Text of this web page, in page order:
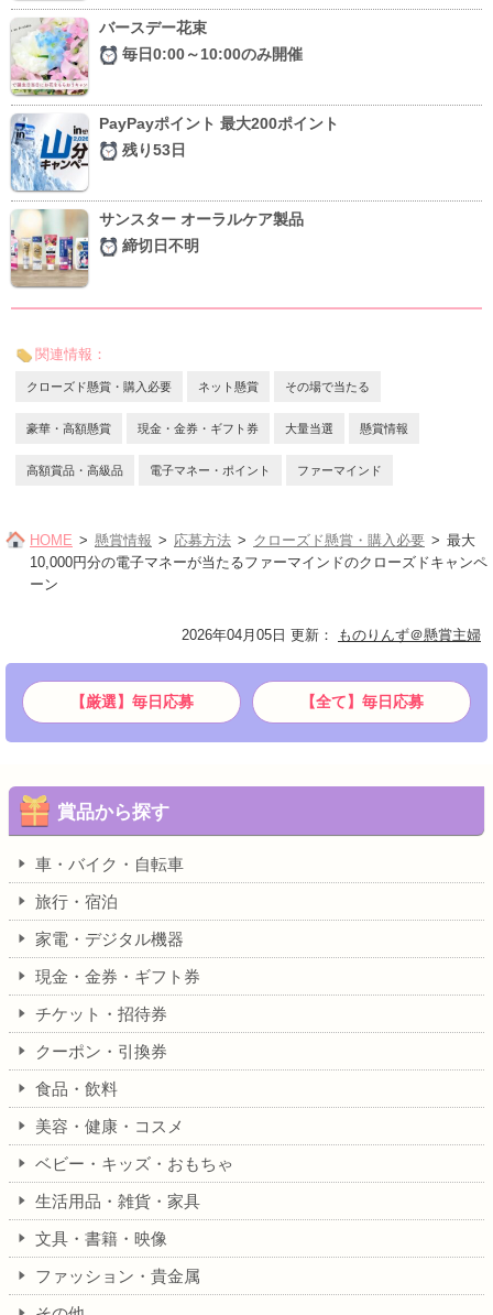
バースデー花束
毎日0:00～10:00のみ開催
PayPayポイント 最大200ポイント
残り53日
サンスター オーラルケア製品
締切日不明
関連情報：
クローズド懸賞・購入必要 ネット懸賞 その場で当たる
豪華・高額懸賞 現金・金券・ギフト券 大量当選 懸賞情報
高額賞品・高級品 電子マネー・ポイント ファーマインド
HOME 懸賞情報 応募方法 クローズド懸賞・購入必要
最大
10,000円分の電子マネーが当たるファーマインドのクローズドキャンペ
ーン
2026年04月05日 更新 ： ものりんず＠懸賞主婦
【厳選】毎日応募 【全て】毎日応募
賞品から探す
車・バイク・自転車
旅行・宿泊
家電・デジタル機器
現金・金券・ギフト券
チケット・招待券
クーポン・引換券
食品・飲料
美容・健康・コスメ
ベビー・キッズ・おもちゃ
生活用品・雑貨・家具
文具・書籍・映像
ファッション・貴金属